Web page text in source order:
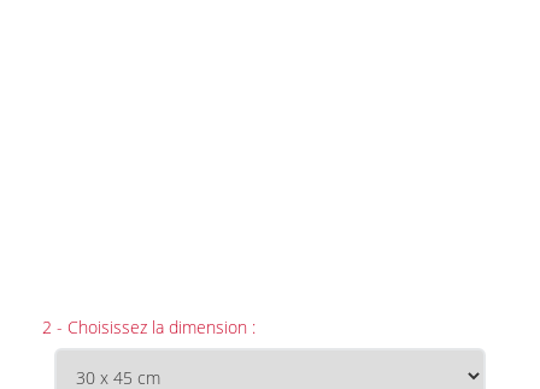
2 - Choisissez la dimension :